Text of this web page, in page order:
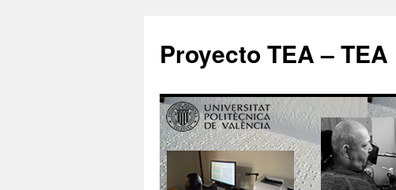
Proyecto TEA –